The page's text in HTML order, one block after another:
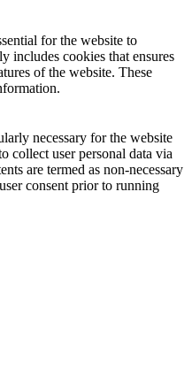
for the website to
includes cookies that ensures
of the website. These
necessary for the website
collect user personal data via
are termed as non-necessary
consent prior to running